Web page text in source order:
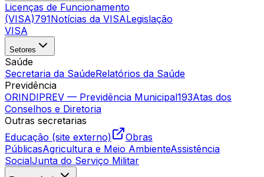
Licenças de Funcionamento
(VISA)791Notícias da VISALegislação
VISA
Setores
Saúde
Secretaria da SaúdeRelatórios da Saúde
Previdência
ORINDIPREV — Previdência Municipal193Atas dos
Conselhos e Diretoria
Outras secretarias
Educação (site externo)
Obras
PúblicasAgricultura e Meio AmbienteAssistência
SocialJunta do Serviço Militar